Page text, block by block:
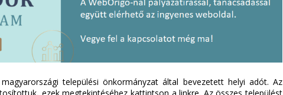
települési önkormányzat által bevezetett helyi adót. Az